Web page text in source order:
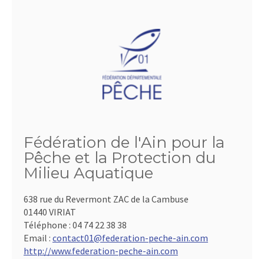
Fédération de l'Ain pour la
Pêche et la Protection du
Milieu Aquatique
638 rue du Revermont ZAC de la Cambuse
01440 VIRIAT
Téléphone : 04 74 22 38 38
Email : contact01@federation-peche-ain.com
http://www.federation-peche-ain.com